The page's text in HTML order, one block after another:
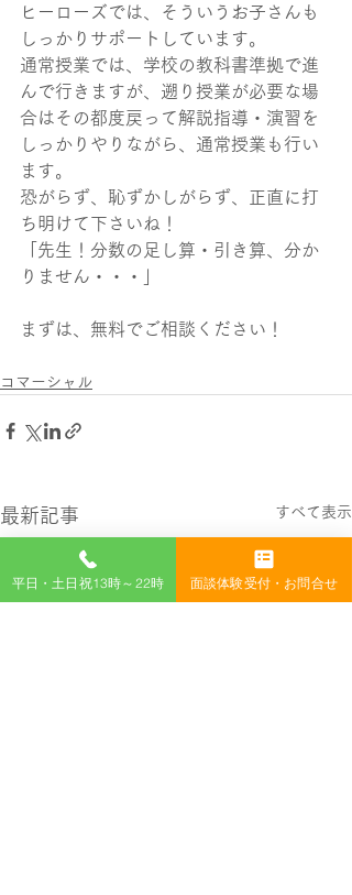
ヒーローズでは、そういうお子さんも
しっかりサポートしています。
通常授業では、学校の教科書準拠で進
んで行きますが、遡り授業が必要な場
合はその都度戻って解説指導・演習を
しっかりやりながら、通常授業も行い
ます。
恐がらず、恥ずかしがらず、正直に打
ち明けて下さいね！
「先生！分数の足し算・引き算、分か
りません・・・」
まずは、無料でご相談ください！
コマーシャル
最新記事 すべて表示
平日・土日祝13時～22時 面談体験受付・お問合せ